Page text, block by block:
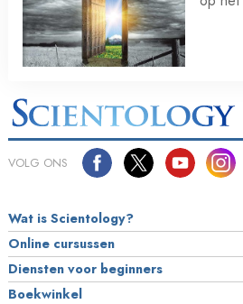
VOLG ONS
Wat is Scientology?
Online cursussen
Diensten voor beginners
Boekwinkel